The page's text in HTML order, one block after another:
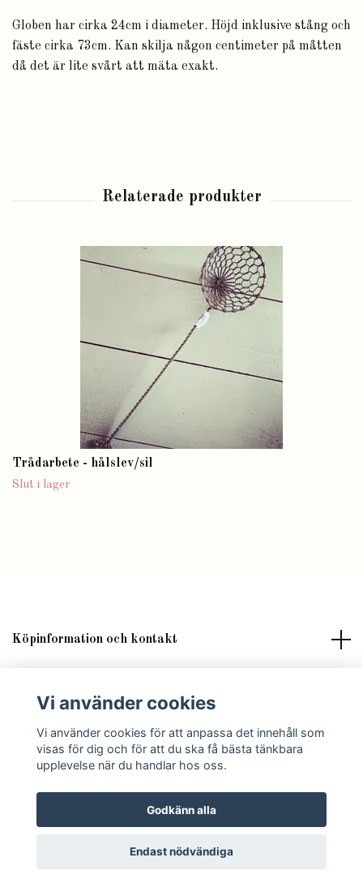
Globen har cirka 24cm i diameter. Höjd inklusive stång och
fäste cirka 73cm. Kan skilja någon centimeter på måtten
då det är lite svårt att mäta exakt.
Trådarbete - hålslev/sil
Slut i lager
Köpinformation och kontakt
Sociala medier
© 2026 Lilla Fröken Fröjd
Vi använder cookies
Vi använder cookies för att anpassa det innehåll som
visas för dig och för att du ska få bästa tänkbara
upplevelse när du handlar hos oss.
Godkänn alla
Endast nödvändiga